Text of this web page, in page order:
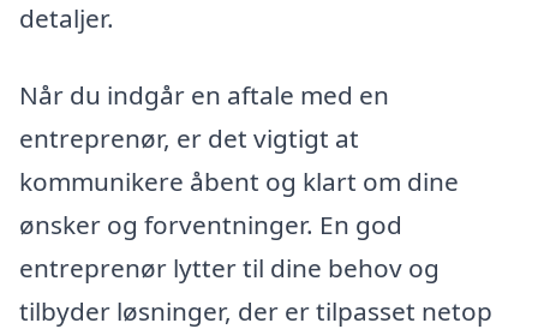
detaljer.
Når du indgår en aftale med en
entreprenør, er det vigtigt at
kommunikere åbent og klart om dine
ønsker og forventninger. En god
entreprenør lytter til dine behov og
tilbyder løsninger, der er tilpasset netop